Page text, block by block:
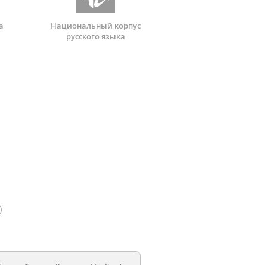
Национальный корпус
русского языка